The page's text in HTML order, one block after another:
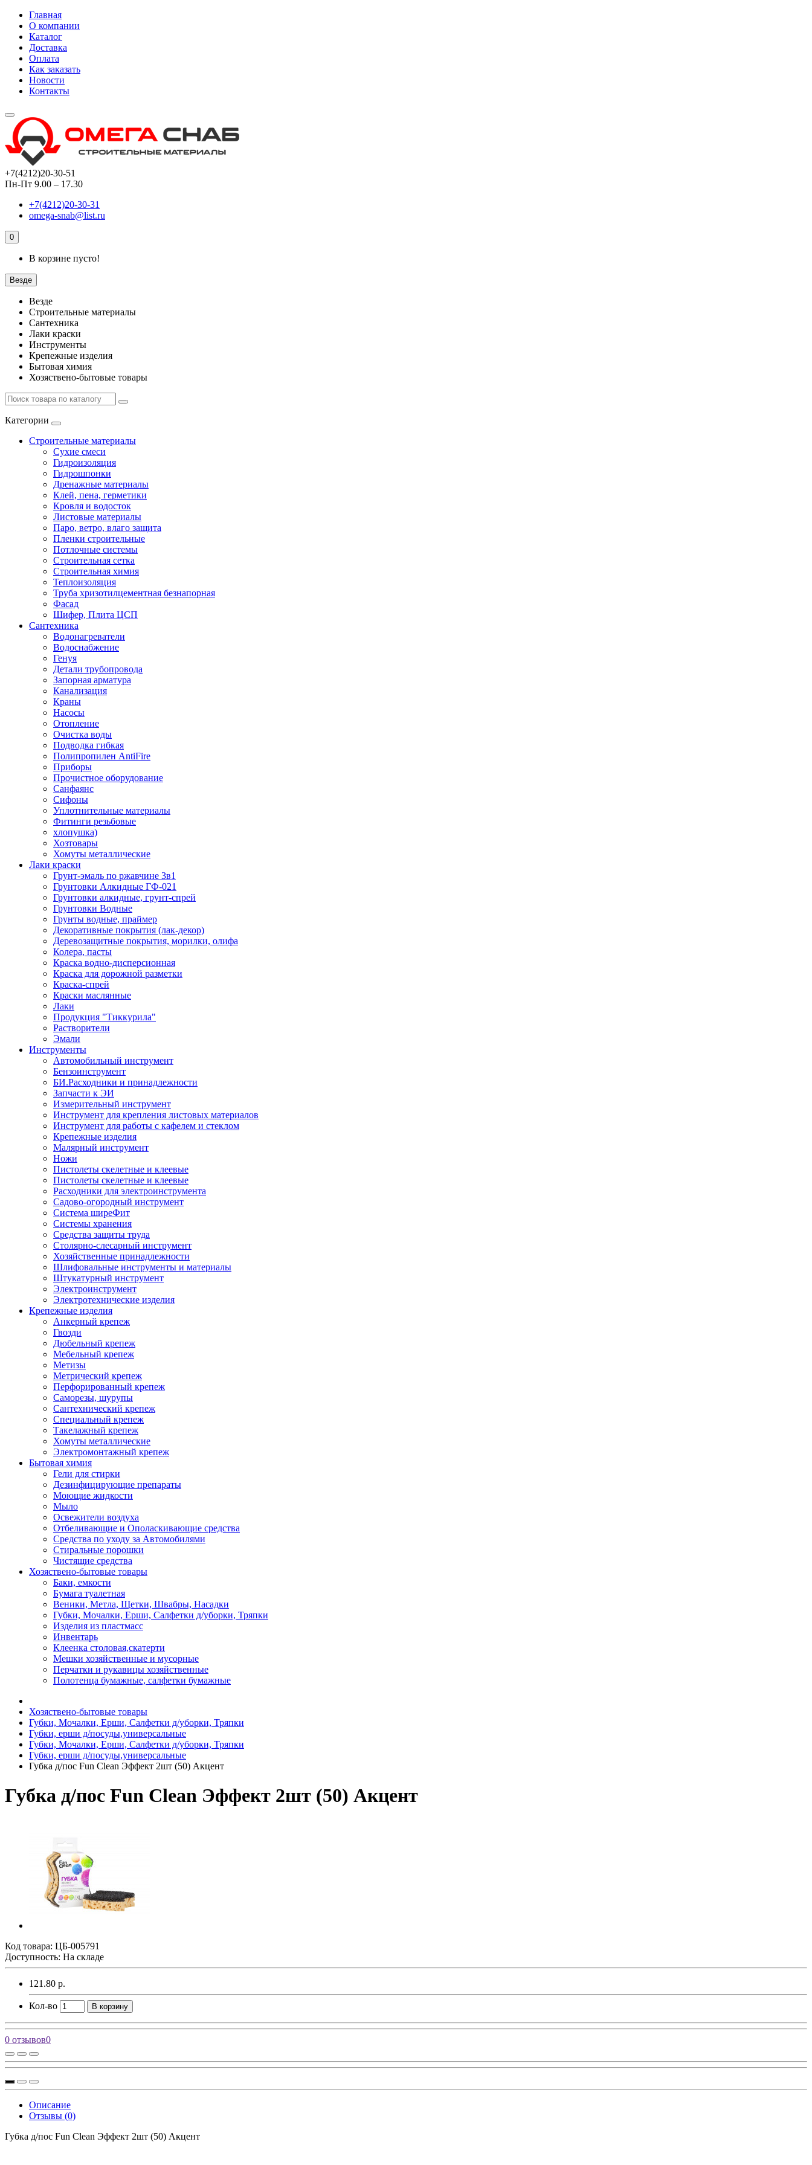
Главная
О компании
Каталог
Доставка
Оплата
Как заказать
Новости
Контакты
+7(4212)20-30-51
Пн-Пт 9.00 – 17.30
+7(4212)20-30-31
omega-snab@list.ru
0
В корзине пусто!
Везде
Везде
Строительные материалы
Сантехника
Лаки краски
Инструменты
Крепежные изделия
Бытовая химия
Хозяствено-бытовые товары
Категории
Строительные материалы
Сухие смеси
Гидроизоляция
Гидрошпонки
Дренажные материалы
Клей, пена, герметики
Кровля и водосток
Листовые материалы
Паро, ветро, влаго защита
Пленки строительные
Потлочные системы
Строительная сетка
Строительная химия
Теплоизоляция
Труба хризотилцементная безнапорная
Фасад
Шифер, Плита ЦСП
Сантехника
Водонагреватели
Водоснабжение
Генуя
Детали трубопровода
Запорная арматура
Канализация
Краны
Насосы
Отопление
Очистка воды
Подводка гибкая
Полипропилен AntiFire
Приборы
Прочистное оборудование
Санфаянс
Сифоны
Уплотнительные материалы
Фитинги резьбовые
хлопушка)
Хозтовары
Хомуты металлические
Лаки краски
Грунт-эмаль по ржавчине 3в1
Грунтовки Алкидные ГФ-021
Грунтовки алкидные, грунт-спрей
Грунтовки Водные
Грунты водные, праймер
Декоративные покрытия (лак-декор)
Деревозащитные покрытия, морилки, олифа
Колера, пасты
Краска водно-дисперсионная
Краска для дорожной разметки
Краска-спрей
Краски маслянные
Лаки
Продукция "Тиккурила"
Растворители
Эмали
Инструменты
Автомобильный инструмент
Бензоинструмент
БИ.Расходники и принадлежности
Запчасти к ЭИ
Измерительный инструмент
Инструмент для крепления листовых материалов
Инструмент для работы с кафелем и стеклом
Крепежные изделия
Малярный инструмент
Ножи
Пистолеты скелетные и клеевые
Пистолеты скелетные и клеевые
Расходники для электроинструмента
Садово-огородный инструмент
Система ширеФит
Системы хранения
Средства защиты труда
Столярно-слесарный инструмент
Хозяйственные принадлежности
Шлифовальные инструменты и материалы
Штукатурный инструмент
Электроинструмент
Электротехнические изделия
Крепежные изделия
Анкерный крепеж
Гвозди
Дюбельный крепеж
Мебельный крепеж
Метизы
Метрический крепеж
Перфорированный крепеж
Саморезы, шурупы
Сантехнический крепеж
Специальный крепеж
Такелажный крепеж
Хомуты металлические
Электромонтажный крепеж
Бытовая химия
Гели для стирки
Дезинфицирующие препараты
Моющие жидкости
Мыло
Освежители воздуха
Отбеливающие и Ополаскивающие средства
Средства по уходу за Автомобилями
Стиральные порошки
Чистящие средства
Хозяствено-бытовые товары
Баки, емкости
Бумага туалетная
Веники, Метла, Щетки, Швабры, Насадки
Губки, Мочалки, Ерши, Салфетки д/уборки, Тряпки
Изделия из пластмасс
Инвентарь
Клеенка столовая,скатерти
Мешки хозяйственные и мусорные
Перчатки и рукавицы хозяйственные
Полотенца бумажные, салфетки бумажные
Хозяствено-бытовые товары
Губки, Мочалки, Ерши, Салфетки д/уборки, Тряпки
Губки, ерши д/посуды,универсальные
Губки, Мочалки, Ерши, Салфетки д/уборки, Тряпки
Губки, ерши д/посуды,универсальные
Губка д/пос Fun Clean Эффект 2шт (50) Акцент
Губка д/пос Fun Clean Эффект 2шт (50) Акцент
Код товара: ЦБ-005791
Доступность: На складе
121.80 р.
Кол-во В корзину
0 отзывов0
Описание
Отзывы (0)
Губка д/пос Fun Clean Эффект 2шт (50) Акцент